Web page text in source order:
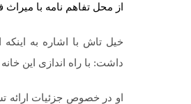
از محل تفاهم نامه با
خیل تاش با اشاره به
داشت: با راه اندازی این خانه صنایع دستی، برای ۱۰ نفر از